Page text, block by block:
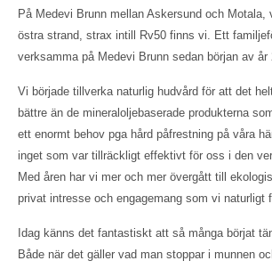
På Medevi Brunn mellan Askersund och Motala,
östra strand, strax intill Rv50 finns vi. Ett
verksamma på Medevi Brunn sedan början av år
Vi började tillverka naturlig hudvård för att det
bättre än de mineraloljebaserade produkterna
ett enormt behov pga hård påfrestning på våra
inget som var tillräckligt effektivt för oss i den
Med åren har vi mer och mer övergått till
privat intresse och engagemang som vi naturligt
Idag känns det fantastiskt att så många börjat
Både när det gäller vad man stoppar i munnen